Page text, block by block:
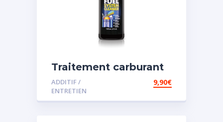
Traitement carburant
diesel et essence
ADDITIF /
ENTRETIEN
9,90€